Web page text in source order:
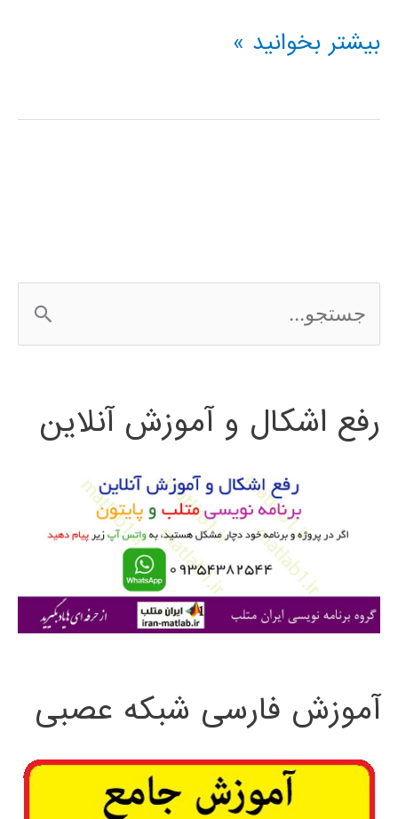
فیلم
simmehanics
بیشتر بخوانید »
س
ج
ی
رفع اشکال و آموزش آنلاین
آموزش فارسی شبکه عصبی